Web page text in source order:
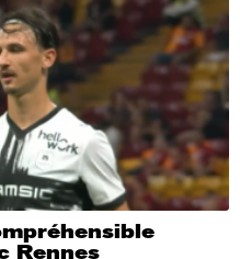
Rennes